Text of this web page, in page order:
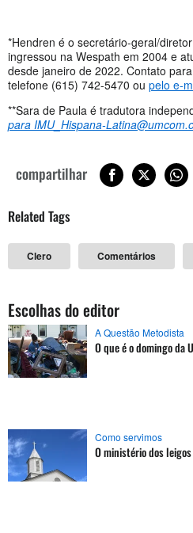
*Hendren é o secretário-geral/
ingressou na Wespath em 2004 e
desde janeiro de 2022. Contato
telefone (615) 742-5470 ou pelo e-
**Sara de Paula é tradutora
para IMU_Hispana-
compartilhar
Related Tags
Clero Comentários
Escolhas do editor
A Questão Metodista
O que é o domingo da
Como servimos
O ministério dos leigos